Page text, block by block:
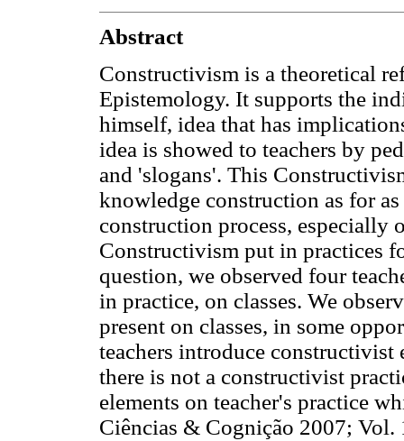
Abstract
Constructivism is a theoretical
Epistemology. It supports the
himself, idea that has
idea is showed to teachers by
and 'slogans'. This
knowledge construction as for
construction process, especially
Constructivism put in practices
question, we observed four
in practice, on classes. We
present on classes, in some
teachers introduce
there is not a constructivist
elements on teacher's practice
Ciências & Cognição 2007; Vol.